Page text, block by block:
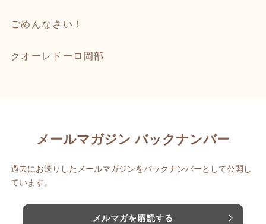
ごめんなさい！
クオーレドーロ岡部
メールマガジン バックナンバー
過去にお送りしたメールマガジンをバックナンバーとして公開し
ています。
メルマガを購読する